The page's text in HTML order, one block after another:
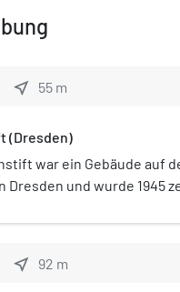
near_me 55 m
(Dresden)
war ein Gebäude auf
Dresden und wurde 1945
near_me 92 m